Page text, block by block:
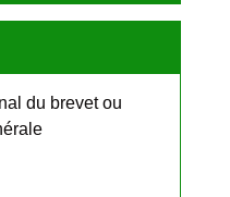
du brevet ou